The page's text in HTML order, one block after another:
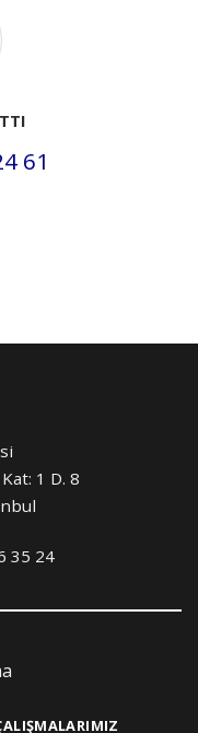
61
1 D. 8
35 24